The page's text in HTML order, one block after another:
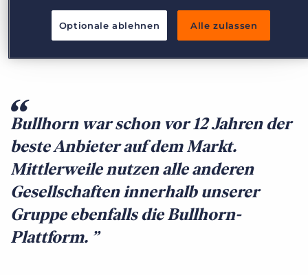
Bullhorn war schon vor 12 Jahren der
beste Anbieter auf dem Markt.
Mittlerweile nutzen alle anderen
Gesellschaften innerhalb unserer
Gruppe ebenfalls die Bullhorn-
Plattform.
Optionale ablehnen Alle zulassen